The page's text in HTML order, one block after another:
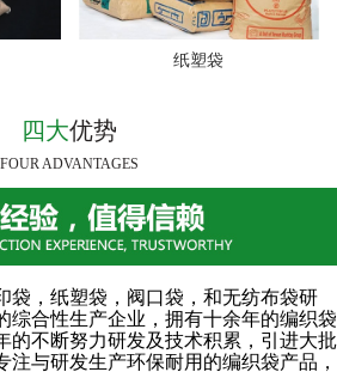
纸塑袋
四大优势
FOUR ADVANTAGES
袋，纸塑袋，阀口袋，和无纺布袋研
综合性生产企业，拥有十余年的编织袋
的不断努力研发及技术积累，引进大批
注与研发生产环保耐用的编织袋产品，